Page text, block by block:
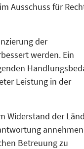
Ausschuss für
der
werden. Ein
Leistung in der
Widerstand der
annehmen
Betreuung zu